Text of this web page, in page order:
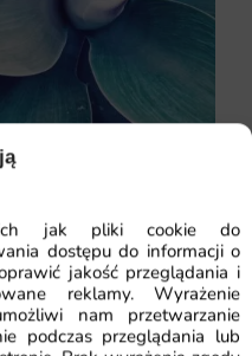
jak pliki cookie do
dostępu do informacji o
jakość przeglądania i
reklamy. Wyrażenie
nam przetwarzanie
podczas przeglądania lub
2
zł 42.92zł
cena z ostatnich 30
27.90 zł